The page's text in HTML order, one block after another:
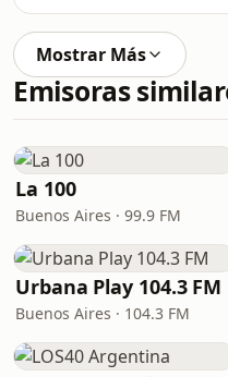
Mostrar Más
Emisoras
La 100
Buenos Aires · 99.9 FM
Urbana Play 104.3 FM
Buenos Aires · 104.3 FM